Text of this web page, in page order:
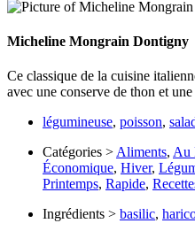
Micheline Mongrain Dontigny
Ce classique de la cuisine
avec une conserve de thon et
légumineuse, poisson,
Catégories > Aliments, Au
Économique, Hiver,
Printemps, Rapide,
Ingrédients > basilic,